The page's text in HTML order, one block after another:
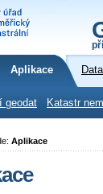
Aplikace Data
geodat Katastr
Aplikace